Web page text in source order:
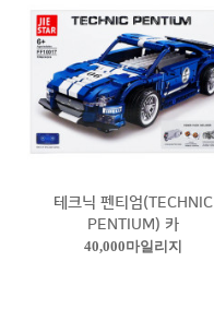
테크닉 펜티엄(TECHNIC
PENTIUM) 카
40,000마일리지